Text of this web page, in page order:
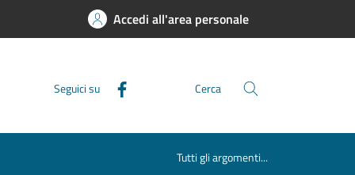
Accedi all'area personale
Seguici su Cerca
Tutti gli argomenti...